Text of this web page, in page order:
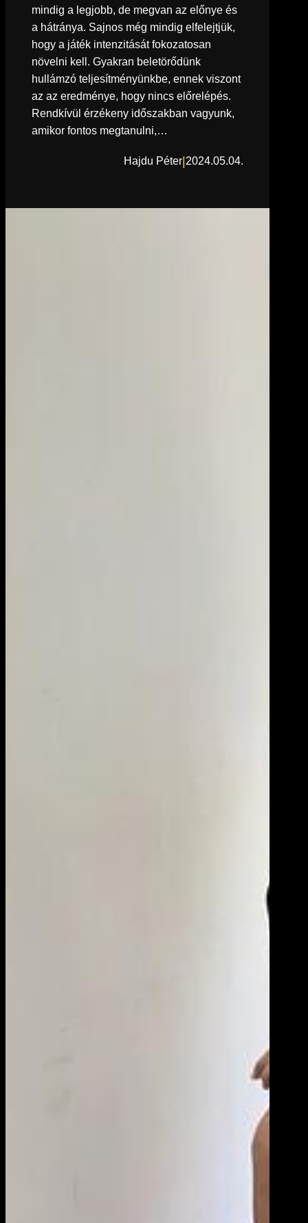
mindig a legjobb, de megvan az előnye és
a hátránya. Sajnos még mindig elfelejtjük,
hogy a játék intenzitását fokozatosan
növelni kell. Gyakran beletörődünk
hullámzó teljesítményünkbe, ennek viszont
az az eredménye, hogy nincs előrelépés.
Rendkívül érzékeny időszakban vagyunk,
amikor fontos megtanulni,…
Hajdu Péter|2024.05.04.